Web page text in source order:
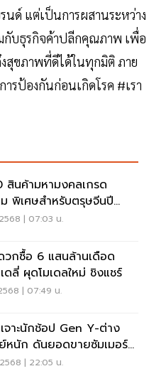
นด์ แต่เป็นการผสานระหว่าง
กับธุรกิจค้าปลีกคุณภาพ เพื่อ
งสุขภาพที่ดีได้ในทุกมิติ ภาย
รป้องกันก่อนเกิดโรค #เรา
สินค้ามหามงคลเกรด
พิเศษสำหรับตรุษจีนปี
| 07:03 น.
วกซื้อ 6 แสนล้านเดือด
ดลี่ ผุดโมเดลใหม่ ชิงแชร์
| 07:49 น.
จาะนักช้อป Gen Y-ต่าง
หนัก ดันยอดขายซัมเมอร์
| 22:05 น.